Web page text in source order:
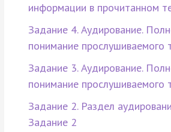
информации в прочитанном
Задание 4. Аудирование.
понимание прослушиваемого
Задание 3. Аудирование.
понимание прослушиваемого
Задание 2. Раздел
Задание 2